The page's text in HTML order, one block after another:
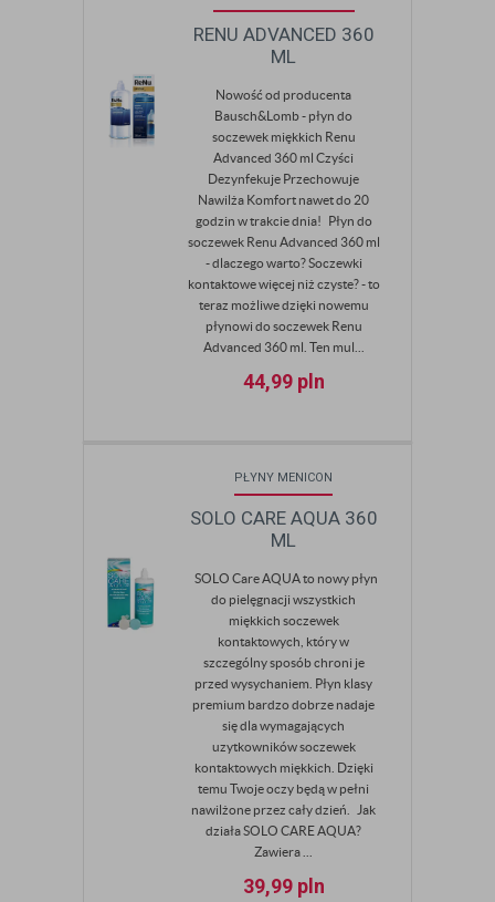
RENU ADVANCED 360
ML
Nowość od producenta
Bausch&Lomb - płyn do
soczewek miękkich Renu
Advanced 360 ml Czyści
Dezynfekuje Przechowuje
Nawilża Komfort nawet do 20
godzin w trakcie dnia! Płyn do
soczewek Renu Advanced 360 ml
- dlaczego warto? Soczewki
kontaktowe więcej niż czyste? - to
teraz możliwe dzięki nowemu
płynowi do soczewek Renu
Advanced 360 ml. Ten mul...
44,99 pln
PŁYNY MENICON
SOLO CARE AQUA 360
ML
SOLO Care AQUA to nowy płyn
do pielęgnacji wszystkich
miękkich soczewek
kontaktowych, który w
szczególny sposób chroni je
przed wysychaniem. Płyn klasy
premium bardzo dobrze nadaje
się dla wymagających
uzytkowników soczewek
kontaktowych miękkich. Dzięki
temu Twoje oczy będą w pełni
nawilżone przez cały dzień. Jak
działa SOLO CARE AQUA?
Zawiera ...
39,99 pln